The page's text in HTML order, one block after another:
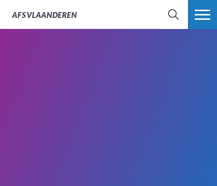
AFSVLAANDEREN
ZOEK MEER